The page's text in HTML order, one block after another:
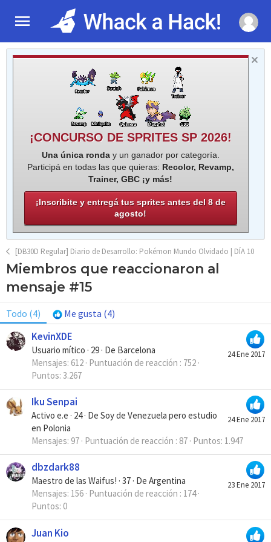
¡CONCURSO DE SPRITES SP 2026!
Una única ronday un ganador por categoría.
Participá en todas las que quieras: Recolor, Revamp,
Trainer, GBC ¡y más!
¡Inscribite y entregá tus sprites antes del 8 de
agosto!
[DB30D Regular] Diario de Desarrollo: Pokémon Mundo Olvidado | DÍA 10
Miembros que reaccionaron al
mensaje #15
Todo (4) Me gusta (4)
24 Ene 2017
KevinXDE
Usuario mítico · 29 · De Barcelona
Mensajes 612 Puntuación de reacción 752
Puntos 3.267
24 Ene 2017
Iku Senpai
Activo e.e · 24· De Soy de Venezuela pero estudio
en Polonia
Mensajes 97 Puntuación de reacción 87 Puntos 1.947
23 Ene 2017
dbzdark88
Maestro de las Waifus! · 37 · De Argentina
Mensajes 156 Puntuación de reacción 174
Puntos 0
Juan Kio